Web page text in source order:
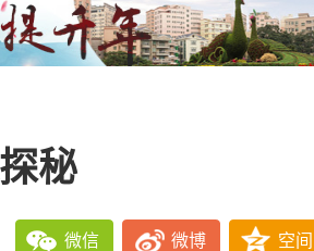
秘
微信 微博 空间